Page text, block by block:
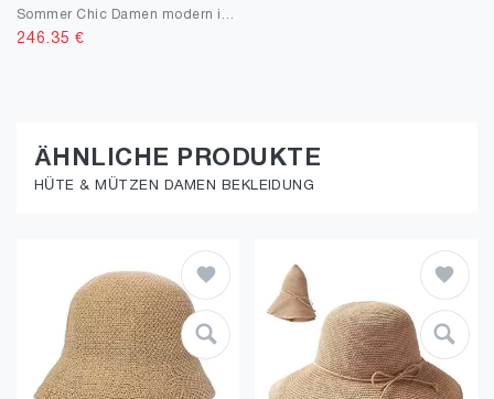
246.35 €
ÄHNLICHE PRODUKTE
HÜTE & MÜTZEN DAMEN BEKLEIDUNG